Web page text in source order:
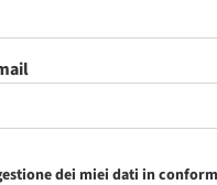
dei miei dati in